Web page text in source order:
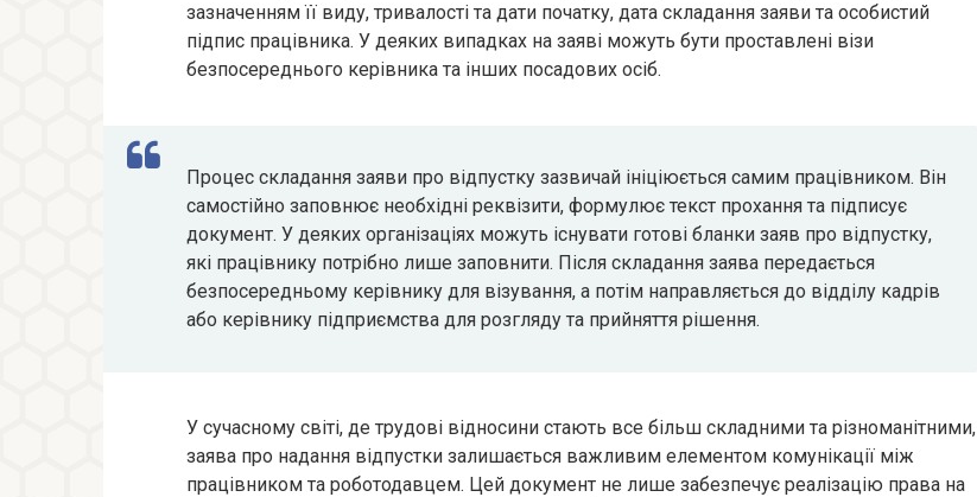
зазначенням її виду, тривалості та дати початку, дата складання заяви та особистий
підпис працівника. У деяких випадках на заяві можуть бути проставлені візи
безпосереднього керівника та інших посадових осіб.
Процес складання заяви про відпустку зазвичай ініціюється самим працівником. Він
самостійно заповнює необхідні реквізити, формулює текст прохання та підписує
документ. У деяких організаціях можуть існувати готові бланки заяв про відпустку,
які працівнику потрібно лише заповнити. Після складання заява передається
безпосередньому керівнику для візування, а потім направляється до відділу кадрів
або керівнику підприємства для розгляду та прийняття рішення.
У сучасному світі, де трудові відносини стають все більш складними та різноманітними,
заява про надання відпустки залишається важливим елементом комунікації між
працівником та роботодавцем. Цей документ не лише забезпечує реалізацію права на